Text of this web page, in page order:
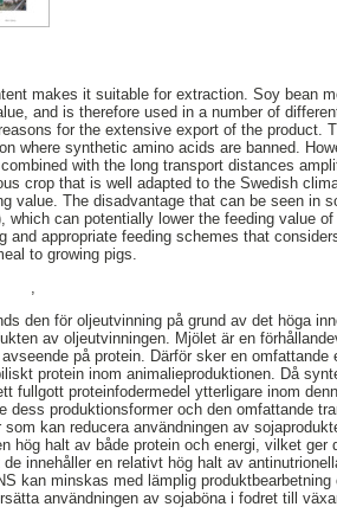
makes it suitable for extraction. Soy bean
and is therefore used in a number of
for the extensive export of the product.
where synthetic amino acids are banned.
with the long transport distances
crop that is well adapted to the Swedish
value. The disadvantage that can be seen in
can potentially lower the feeding value
appropriate feeding schemes that
to growing pigs.
den för oljeutvinning på grund av det höga
av oljeutvinningen. Mjölet är en
på protein. Därför sker en omfattande
protein inom animalieproduktionen. Då
fullgott proteinfodermedel ytterligare inom
produktionsformer och den omfattande
kan reducera användningen av
hög halt av både protein och energi, vilket ger
innehåller en relativt hög halt av
kan minskas med lämplig produktbearbetning
användningen av sojaböna i fodret till